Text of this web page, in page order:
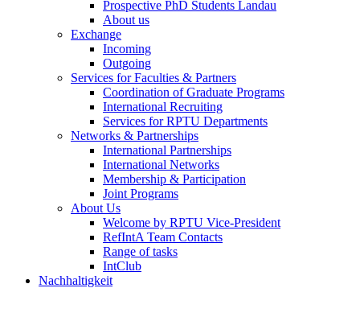
Prospective PhD Students Landau
About us
Exchange
Incoming
Outgoing
Services for Faculties & Partners
Coordination of Graduate Programs
International Recruiting
Services for RPTU Departments
Networks & Partnerships
International Partnerships
International Networks
Membership & Participation
Joint Programs
About Us
Welcome by RPTU Vice-President
RefIntA Team Contacts
Range of tasks
IntClub
Nachhaltigkeit